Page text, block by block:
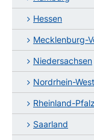
Hessen
Mecklenburg-
Niedersachsen
Nordrhein-
Rheinland-Pfalz
Saarland